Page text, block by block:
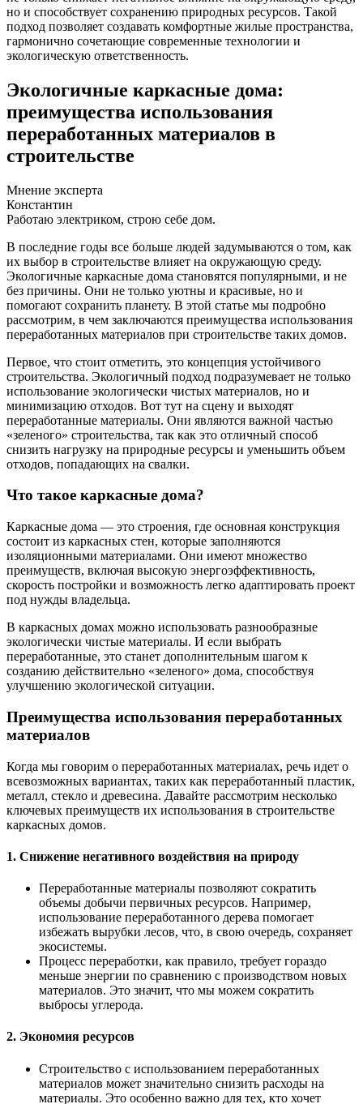
но и способствует сохранению природных ресурсов. Такой
подход позволяет создавать комфортные жилые пространства,
гармонично сочетающие современные технологии и
экологическую ответственность.
Экологичные каркасные дома:
преимущества использования
переработанных материалов в
строительстве
Мнение эксперта
Константин
Работаю электриком, строю себе дом.
В последние годы все больше людей задумываются о том, как
их выбор в строительстве влияет на окружающую среду.
Экологичные каркасные дома становятся популярными, и не
без причины. Они не только уютны и красивые, но и
помогают сохранить планету. В этой статье мы подробно
рассмотрим, в чем заключаются преимущества использования
переработанных материалов при строительстве таких домов.
Первое, что стоит отметить, это концепция устойчивого
строительства. Экологичный подход подразумевает не только
использование экологически чистых материалов, но и
минимизацию отходов. Вот тут на сцену и выходят
переработанные материалы. Они являются важной частью
«зеленого» строительства, так как это отличный способ
снизить нагрузку на природные ресурсы и уменьшить объем
отходов, попадающих на свалки.
Что такое каркасные дома?
Каркасные дома — это строения, где основная конструкция
состоит из каркасных стен, которые заполняются
изоляционными материалами. Они имеют множество
преимуществ, включая высокую энергоэффективность,
скорость постройки и возможность легко адаптировать проект
под нужды владельца.
В каркасных домах можно использовать разнообразные
экологически чистые материалы. И если выбрать
переработанные, это станет дополнительным шагом к
созданию действительно «зеленого» дома, способствуя
улучшению экологической ситуации.
Преимущества использования переработанных
материалов
Когда мы говорим о переработанных материалах, речь идет о
всевозможных вариантах, таких как переработанный пластик,
металл, стекло и древесина. Давайте рассмотрим несколько
ключевых преимуществ их использования в строительстве
каркасных домов.
1. Снижение негативного воздействия на природу
Переработанные материалы позволяют сократить
объемы добычи первичных ресурсов. Например,
использование переработанного дерева помогает
избежать вырубки лесов, что, в свою очередь, сохраняет
экосистемы.
Процесс переработки, как правило, требует гораздо
меньше энергии по сравнению с производством новых
материалов. Это значит, что мы можем сократить
выбросы углерода.
2. Экономия ресурсов
Строительство с использованием переработанных
материалов может значительно снизить расходы на
материалы. Это особенно важно для тех, кто хочет